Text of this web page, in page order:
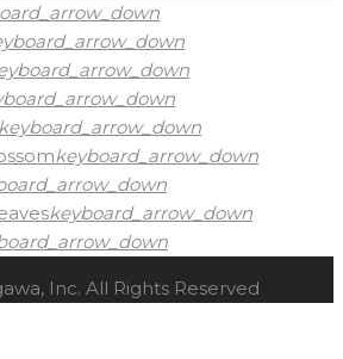
keyboard_arrow_down
keyboard_arrow_down
keyboard_arrow_down
Inc. All Rights Reserved